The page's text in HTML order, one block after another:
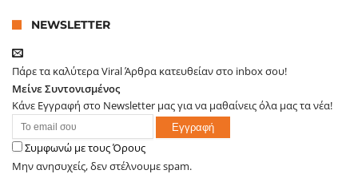
NEWSLETTER
Πάρε τα καλύτερα Viral Άρθρα κατευθείαν στο inbox σου!
Μείνε Συντονισμένος
Κάνε Εγγραφή στο Newsletter μας για να μαθαίνεις όλα μας τα νέα!
Συμφωνώ με τους Όρους
Μην ανησυχείς, δεν στέλνουμε spam.